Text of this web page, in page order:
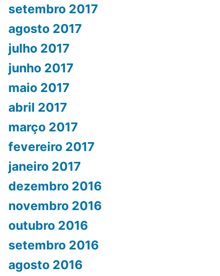
setembro 2017
agosto 2017
julho 2017
junho 2017
maio 2017
abril 2017
março 2017
fevereiro 2017
janeiro 2017
dezembro 2016
novembro 2016
outubro 2016
setembro 2016
agosto 2016